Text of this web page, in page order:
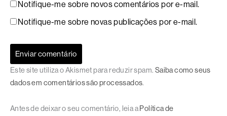
Notifique-me sobre novos comentários por e-mail.
Notifique-me sobre novas publicações por e-mail.
Este site utiliza o Akismet para reduzir spam. Saiba como seus
dados em comentários são processados.
Antes de deixar o seu comentário, leia a Política de